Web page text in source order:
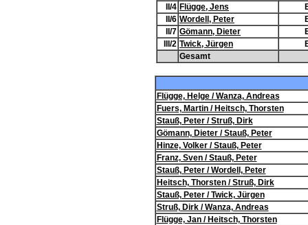
II/4 Flügge, Jens
II/6 Wordell, Peter
II/7 Gömann, Dieter
III/2 Twick, Jürgen
Gesamt
Flügge, Helge / Wanza, Andreas
Fuers, Martin / Heitsch, Thorsten
Stauß, Peter / Struß, Dirk
Gömann, Dieter / Stauß, Peter
Hinze, Volker / Stauß, Peter
Franz, Sven / Stauß, Peter
Stauß, Peter / Wordell, Peter
Heitsch, Thorsten / Struß, Dirk
Stauß, Peter / Twick, Jürgen
Struß, Dirk / Wanza, Andreas
Flügge, Jan / Heitsch, Thorsten